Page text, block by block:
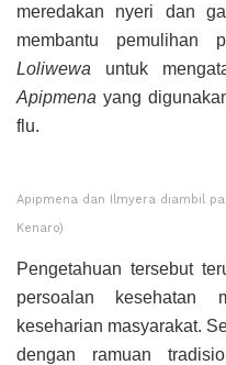
meredakan nyeri dan
membantu pemulihan
Loliwewa untuk
Apipmena yang
flu.
Apipmena dan Ilmyera diambil
Kenaro)
Pengetahuan tersebut
persoalan kesehatan
keseharian masyarakat.
dengan ramuan